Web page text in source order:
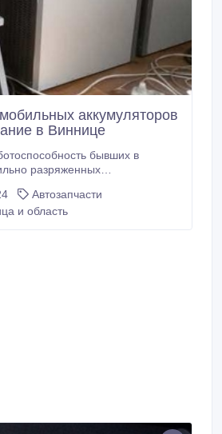
аккумуляторов
в Виннице
бывших в
разряженных
цикл (восстановление).
продаже новых
Автозапчасти
и область